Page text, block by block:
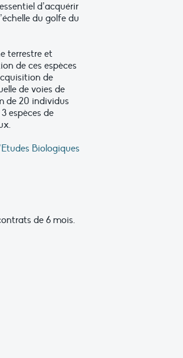
d’acquérir
du golfe du
terrestre et
de ces espèces
de
de voies de
de 20 individus
espèces de
Biologiques
de 6 mois.